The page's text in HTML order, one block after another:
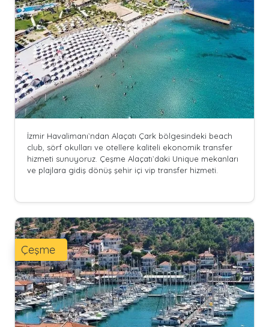
İzmir Havalimanı`ndan Alaçatı Çark bölgesindeki beach
club, sörf okulları ve otellere kaliteli ekonomik transfer
hizmeti sunuyoruz. Çeşme Alaçatı`daki Unique mekanları
ve plajlara gidiş dönüş şehir içi vip transfer hizmeti.
Çeşme